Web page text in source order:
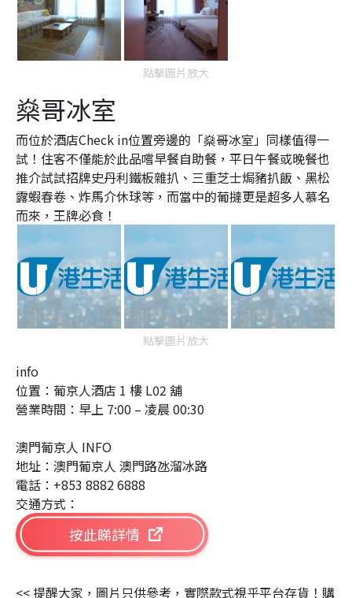
點擊圖片放大
燊哥冰室
而位於酒店Check in位置旁邊的「燊哥冰室」同樣值得一
試！住客不僅能於此品嚐早餐自助餐，平日午餐或晚餐也
推介試試招牌史丹利鐵板雜扒、三重芝士焗豬扒飯、黑松
露蝦春卷、炸馬介休球等，而當中的葡撻更是超多人慕名
而來，王牌必食！
點擊圖片放大
info
位置：葡京人酒店 1 樓 L02 舖
營業時間：早上 7:00 – 凌晨 00:30
澳門葡京人 INFO
地址：澳門葡京人 澳門路氹溜冰路
電話：+853 8882 6888
交通方式：
按此睇詳情
<< 提醒大家，圖片只供參考，實際款式視乎平台存貨！購